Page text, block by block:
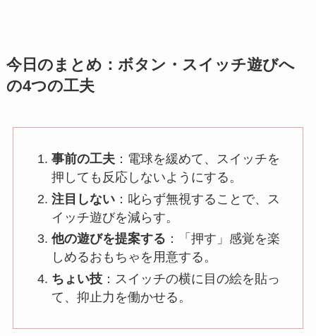
今日のまとめ：ボタン・スイッチ遊びへ
の4つの工夫
事前の工夫：電球を緩めて、スイッチを
押しても反応しないようにする。
注目しない：叱らず無視することで、ス
イッチ遊びを減らす。
他の遊びを提案する ：「押す」感覚を楽
しめるおもちゃを用意する。
ちょい技：スイッチの横に目の絵を貼っ
て、抑止力を働かせる。